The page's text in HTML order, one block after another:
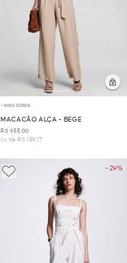
+ MAIS CORES
MACACÃO ALÇA - BEGE
R$ 955,00
6x de R$ 159,17
- 29%